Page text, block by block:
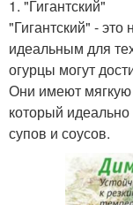
1. "Гигантский"
"Гигантский" -
идеальным для
огурцы могут
Они имеют мягкую
который
супов и соусов.